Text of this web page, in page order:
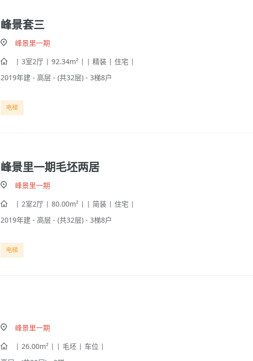
峰景套三
峰景里一期
| 3室2厅 | 92.34m² | | 精装 | 住宅 |
2019年建 - 高层 - (共32层) - 3梯8户
电梯
峰景里一期毛坯两居
峰景里一期
| 2室2厅 | 80.00m² | | 简装 | 住宅 |
2019年建 - 高层 - (共32层) - 3梯8户
电梯
峰景里一期
| 26.00m² | | 毛坯 | 车位 |